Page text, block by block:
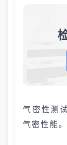
气密性测
气密性能。